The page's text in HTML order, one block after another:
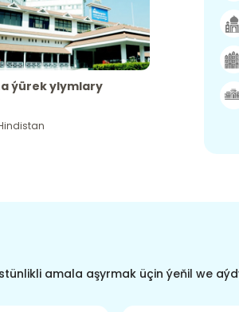
ýürek ylymlary
amala aşyrmak üçin ýeňil we